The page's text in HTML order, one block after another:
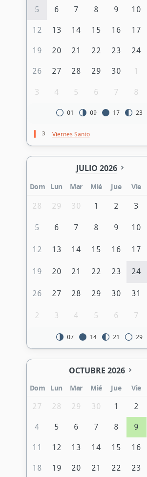
5 6 7 8 9 10
12 13 14 15 16 17
19 20 21 22 23 24
26 27 28 29 30 1
3 4 5 6 7 8
01 09 17 23
3 Viernes Santo
JULIO 2026
Dom Lun Mar Mié Jue Vie
28 29 30 1 2 3
5 6 7 8 9 10
12 13 14 15 16 17
19 20 21 22 23 24
26 27 28 29 30 31
2 3 4 5 6 7
07 14 21 29
OCTUBRE 2026
Dom Lun Mar Mié Jue Vie
27
28 29 30 1 2
4 5 6 7 8 9
11 12 13 14 15 16
18 19 20 21 22 23